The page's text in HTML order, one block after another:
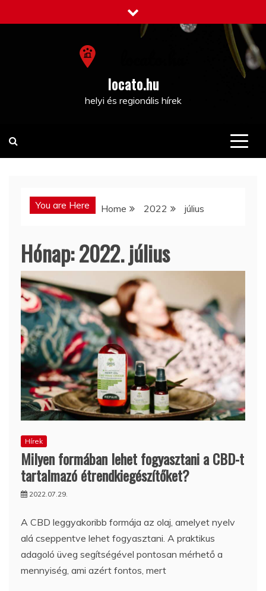
to
locato.hu
helyi és regionális hírek
You are Here Home 2022 július
Hónap:2022. július
Hírek
Milyen formában lehet fogyasztani a CBD-t
tartalmazó étrendkiegészítőket?
2022.07.29.
A CBD leggyakoribb formája az olaj, amelyet nyelv
alá cseppentve lehet fogyasztani. A praktikus
adagoló üveg segítségével pontosan mérhető a
mennyiség, ami azért fontos, mert